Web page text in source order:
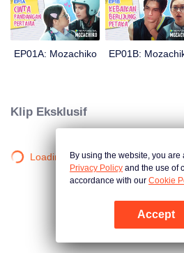
EP01A: Mozachiko EP01B:
Klip Eksklusif
Loading…By using the website, you
Privacy Policy and the use of
accordance with our Cookie
Accept